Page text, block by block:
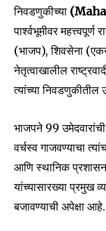
निवडणुकीच्या
पार्श्वभूमीवर
(भाजप), शिवसेना
नेतृत्वाखालील
त्यांच्या निवडणुकीतील
भाजपने 99
वर्चस्व गाजवण्याचा
आणि स्थानिक
यांच्यासारख्या प्रमुख
बजावण्याची अपेक्षा आहे.